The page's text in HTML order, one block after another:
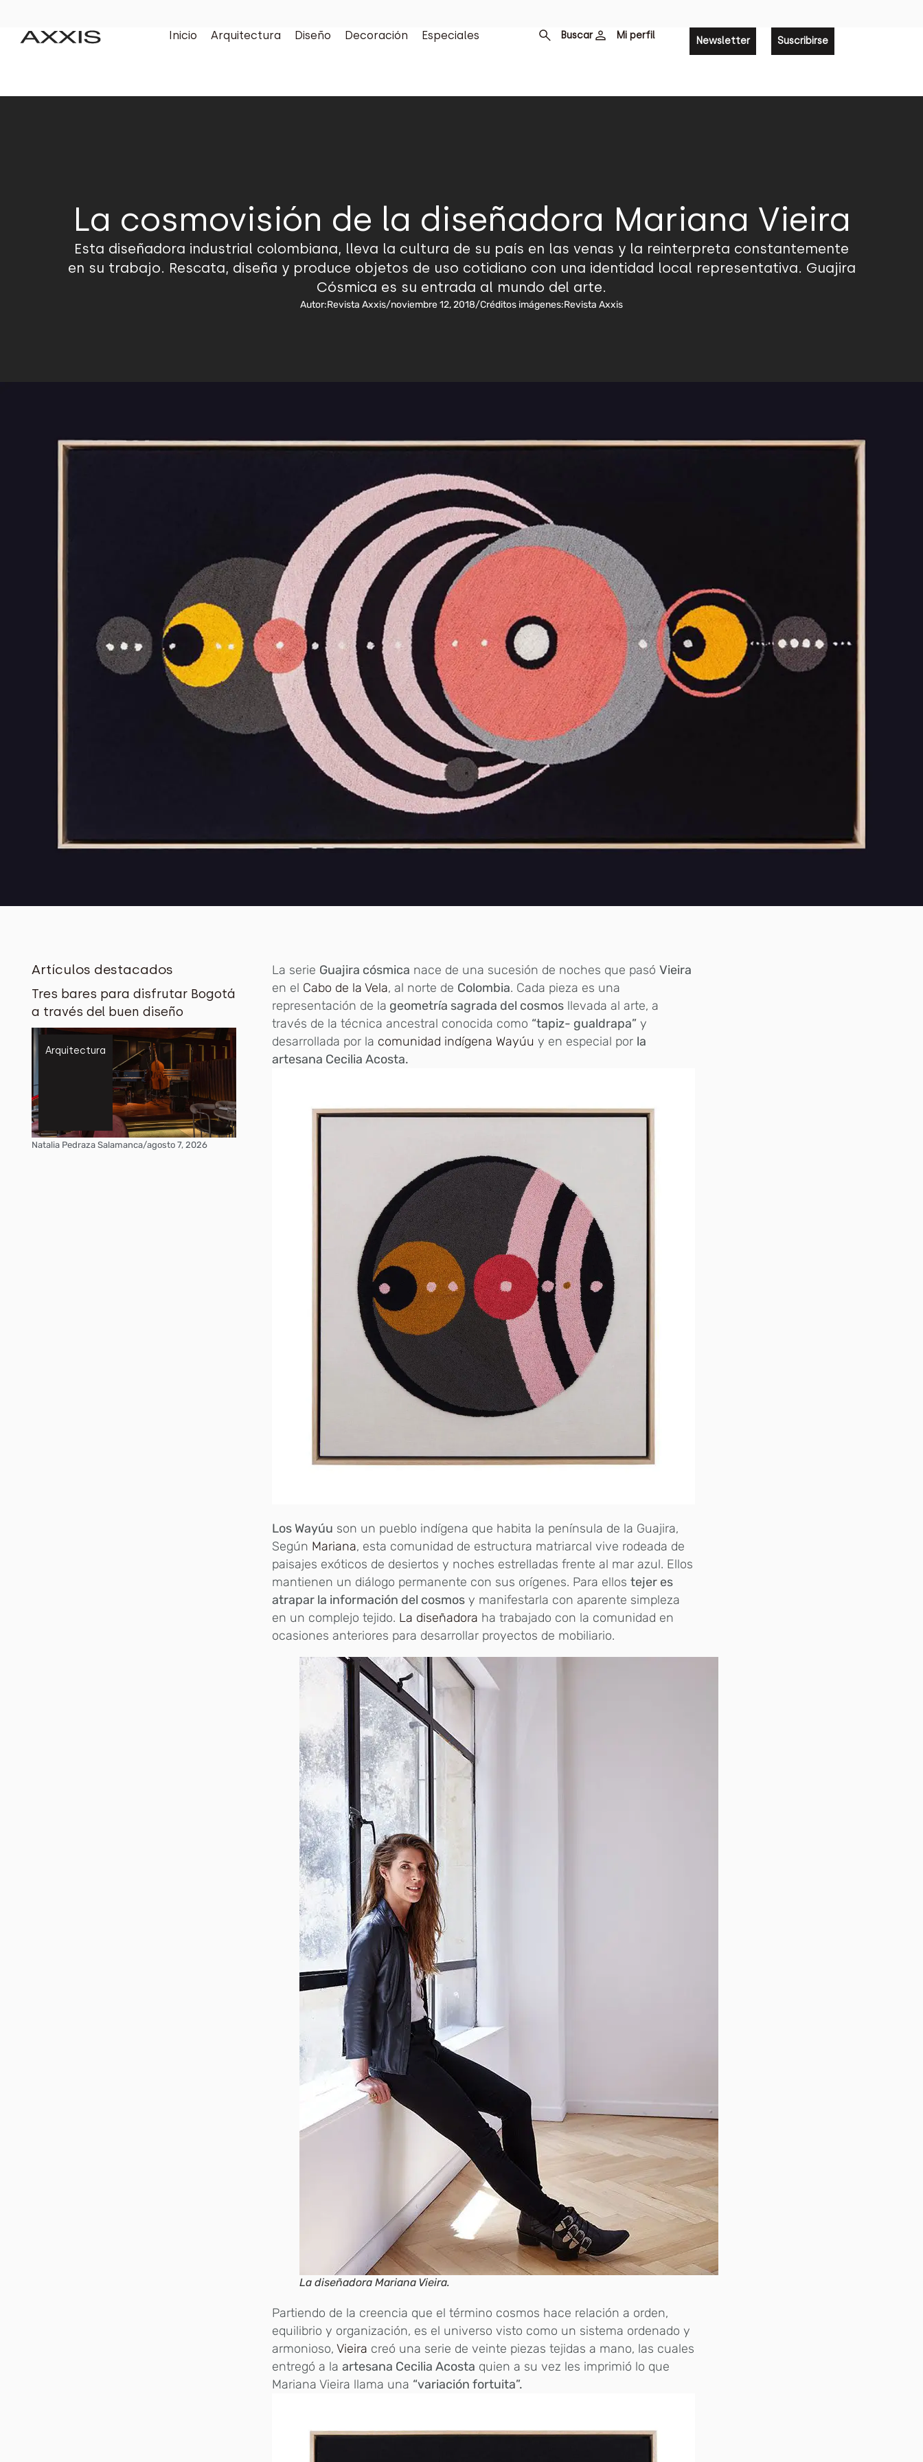
Inicio Arquitectura Diseño Decoración Especiales Buscar Mi perfil Newsletter Suscribirse
La cosmovisión de la diseñadora Mariana Vieira
Esta diseñadora industrial colombiana, lleva la cultura de su país en las venas y la reinterpreta constantemente
en su trabajo. Rescata, diseña y produce objetos de uso cotidiano con una identidad local representativa. Guajira
Cósmica es su entrada al mundo del arte.
Autor:Revista Axxis/noviembre 12, 2018/Créditos imágenes:Revista Axxis
Artículos destacados
Tres bares para disfrutar Bogotá
a través del buen diseño
Arquitectura
Natalia Pedraza Salamanca/agosto 7, 2026
La serie Guajira cósmica nace de una sucesión de noches que pasóVieira
en el Cabo de la Vela, al norte de Colombia. Cada pieza es una
representación de la geometría sagrada del cosmos llevada al arte, a
través de la técnica ancestral conocida como “tapiz- gualdrapa” y
desarrollada por la comunidad indígena Wayúu y en especial por la
artesana Cecilia Acosta.
Los Wayúu son un pueblo indígena que habita la península de la Guajira,
Según Mariana, esta comunidad de estructura matriarcal vive rodeada de
paisajes exóticos de desiertos y noches estrelladas frente al mar azul. Ellos
mantienen un diálogo permanente con sus orígenes. Para ellostejer es
atrapar la información del cosmos y manifestarla con aparente simpleza
en un complejo tejido. La diseñadora ha trabajado con la comunidad en
ocasiones anteriores para desarrollar proyectos de mobiliario.
La diseñadora Mariana Vieira.
Partiendo de la creencia que el término cosmos hace relación a orden,
equilibrio y organización, es el universo visto como un sistema ordenado y
armonioso, Vieira creó una serie de veinte piezas tejidas a mano, las cuales
entregó a laartesana Cecilia Acosta quien a su vez les imprimió lo que
Mariana Vieira llama una “variación fortuita”.